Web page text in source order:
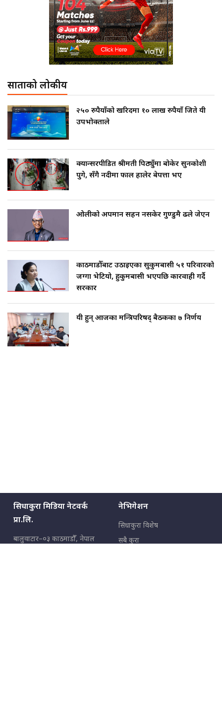
साताको लोकप्रीय
२५० रुपैयाँको खरिदमा १० लाख रुपैयाँ जिते यी
उपभोक्ताले
क्यान्सरपीडित श्रीमती पिठ्युँमा बोकेर सुनकोशी
पुगे, सँगै नदीमा फाल हालेर बेपत्ता भए
ओलीको अपमान सहन नसकेर गुण्डुमै ढले जेएन
काठमाडौँबाट उठाइएका सुकुमबासी ५१ परिवारको
जग्गा भेटियो, हुकुमबासी भएपछि कारवाही गर्दै
सरकार
यी हुन् आजका मन्त्रिपरिषद् बैठकका ७ निर्णय
सिधाकुरा मिडिया नेटवर्क
प्रा.लि.
बालुवाटार–०३ काठमाडौँ, नेपाल
नेभिगेशन
सिधाकुरा विशेष
सबै कुरा